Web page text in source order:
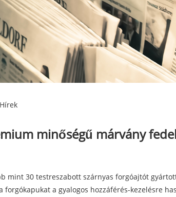
Hírek
minőségű márvány
mint 30 testreszabott szárnyas forgóajtót
forgókapukat a gyalogos hozzáférés-kezelésre